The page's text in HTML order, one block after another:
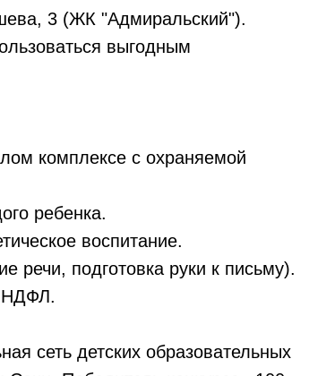
3 (ЖК "Адмиральский").
выгодным
комплексе с охраняемой
ребенка.
воспитание.
речи, подготовка руки к письму).
НДФЛ.
сеть детских образовательных